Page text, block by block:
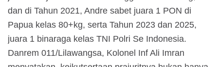
dan di Tahun 2021, Andre sabet juara 1 PON di
Papua kelas 80+kg, serta Tahun 2023 dan 2025,
juara 1 binaraga kelas TNI Polri Se Indonesia.
Danrem 011/Lilawangsa, Kolonel Inf Ali Imran